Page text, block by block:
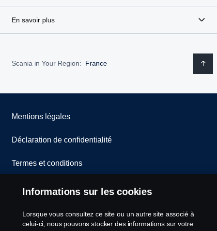
En savoir plus
Scania in Your Region: France
Mentions légales
Déclaration de confidentialité
Termes et conditions
Contactez-nous
Lanceurs d’alerte
Informations sur les cookies
Lorsque vous consultez ce site ou un autre site associé à
celui-ci, nous pouvons stocker des informations sur votre